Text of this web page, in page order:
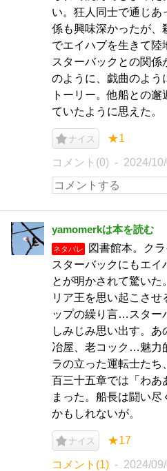
い。狂人同士で通じあ
係も興味深かったが、
でエイハブを生きて陸
スターバックとの関
のように、戯曲のよう
トーリー。他船との
ていたように思えた。
ナイス ★1
コメント(0) 2024/
yamomerkは本を読む
ネタバレ
図書館本。ク
スターバックにもエイ
とが明かされて驚い
リア王を思い起こさ
ップの繰り言…スター
しみじみ思い出す。
冶屋、老コック…魅力
ラの立った運転士たち
百三十五章では「わあ
まった。船長は闘い
かもしれないが。
ナイス ★17
コメント(1) 2024/